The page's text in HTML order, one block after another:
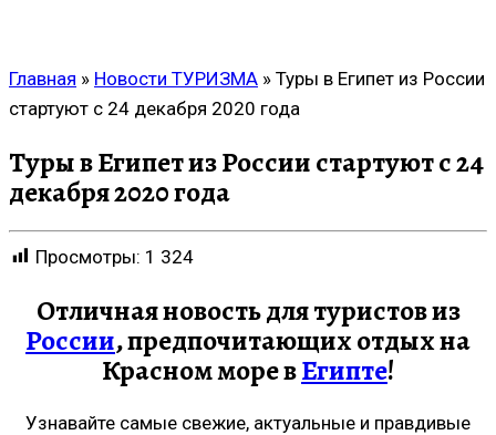
Главная » Новости ТУРИЗМА » Туры в Египет из России
стартуют с 24 декабря 2020 года
Туры в Египет из России стартуют с 24
декабря 2020 года
Просмотры: 1 324
Отличная новость для туристов из
России, предпочитающих отдых на
Красном море вЕгипте!
Узнавайте самые свежие, актуальные и правдивые